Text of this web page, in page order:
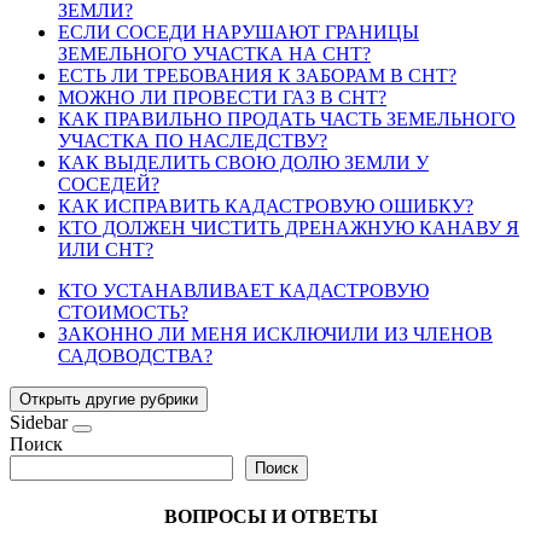
ЗЕМЛИ?
ЕСЛИ СОСЕДИ НАРУШАЮТ ГРАНИЦЫ
ЗЕМЕЛЬНОГО УЧАСТКА НА СНТ?
ЕСТЬ ЛИ ТРЕБОВАНИЯ К ЗАБОРАМ В СНТ?
МОЖНО ЛИ ПРОВЕСТИ ГАЗ В СНТ?
КАК ПРАВИЛЬНО ПРОДАТЬ ЧАСТЬ ЗЕМЕЛЬНОГО
УЧАСТКА ПО НАСЛЕДСТВУ?
КАК ВЫДЕЛИТЬ СВОЮ ДОЛЮ ЗЕМЛИ У
СОСЕДЕЙ?
КАК ИСПРАВИТЬ КАДАСТРОВУЮ ОШИБКУ?
КТО ДОЛЖЕН ЧИСТИТЬ ДРЕНАЖНУЮ КАНАВУ Я
ИЛИ СНТ?
КТО УСТАНАВЛИВАЕТ КАДАСТРОВУЮ
СТОИМОСТЬ?
ЗАКОННО ЛИ МЕНЯ ИСКЛЮЧИЛИ ИЗ ЧЛЕНОВ
САДОВОДСТВА?
Открыть другие рубрики
Sidebar
Поиск
Поиск
ВОПРОСЫ И ОТВЕТЫ